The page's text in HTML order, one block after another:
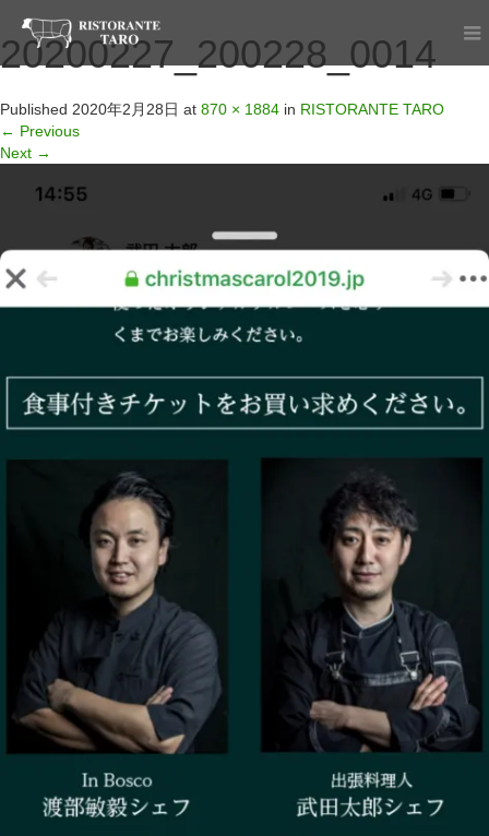
20200227_200228_0014
Published 2020年2月28日 at 870 × 1884 in RISTORANTE TARO
← Previous
Next →